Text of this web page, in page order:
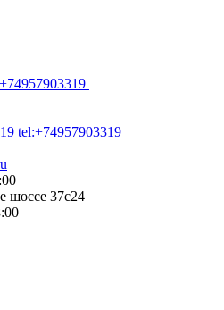
tel:+74957903319
шоссе 37с24